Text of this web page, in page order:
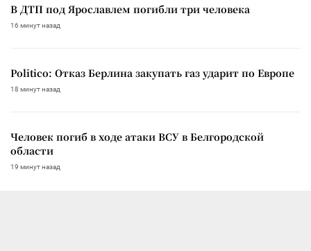
В ДТП под Ярославлем погибли три человека
16 минут назад
Politico: Отказ Берлина закупать газ ударит по Европе
18 минут назад
Человек погиб в ходе атаки ВСУ в Белгородской
области
19 минут назад